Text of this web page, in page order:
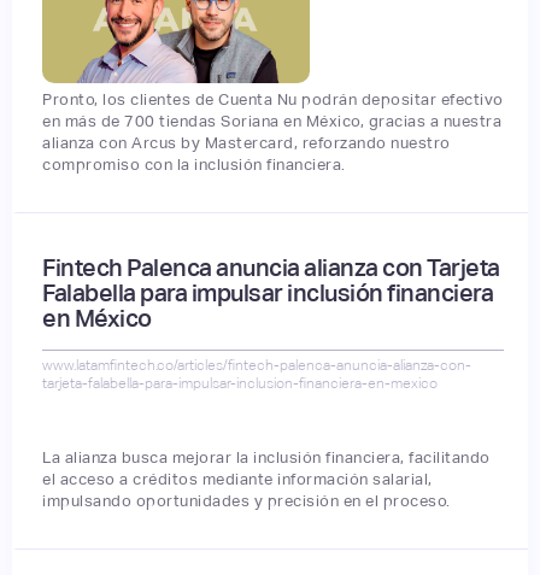
Pronto, los clientes de Cuenta Nu podrán depositar efectivo
en más de 700 tiendas Soriana en México, gracias a nuestra
alianza con Arcus by Mastercard, reforzando nuestro
compromiso con la inclusión financiera.
Fintech Palenca anuncia alianza con Tarjeta
Falabella para impulsar inclusión financiera
en México
www.latamfintech.co/articles/fintech-palenca-anuncia-alianza-con-
tarjeta-falabella-para-impulsar-inclusion-financiera-en-mexico
La alianza busca mejorar la inclusión financiera, facilitando
el acceso a créditos mediante información salarial,
impulsando oportunidades y precisión en el proceso.